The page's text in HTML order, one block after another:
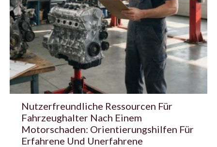
Nutzerfreundliche Ressourcen Für
Fahrzeughalter Nach Einem
Motorschaden: Orientierungshilfen Für
Erfahrene Und Unerfahrene